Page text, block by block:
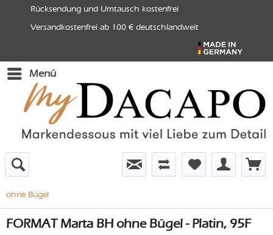
Rücksendung und Umtausch kostenfrei
Versandkostenfrei ab 100 € deutschlandweit
Menü
ohne Bügel
FORMAT Marta BH ohne Bügel - Platin, 95F